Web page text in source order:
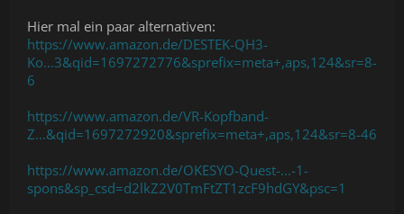
Hier mal ein paar alternativen:
https://www.amazon.de/DESTEK-QH3-
Ko...3&qid=1697272776&sprefix=meta+,aps,124&sr=8-
6
https://www.amazon.de/VR-Kopfband-
Z...&qid=1697272920&sprefix=meta+,aps,124&sr=8-46
https://www.amazon.de/OKESYO-Quest-...-1-
spons&sp_csd=d2lkZ2V0TmFtZT1zcF9hdGY&psc=1